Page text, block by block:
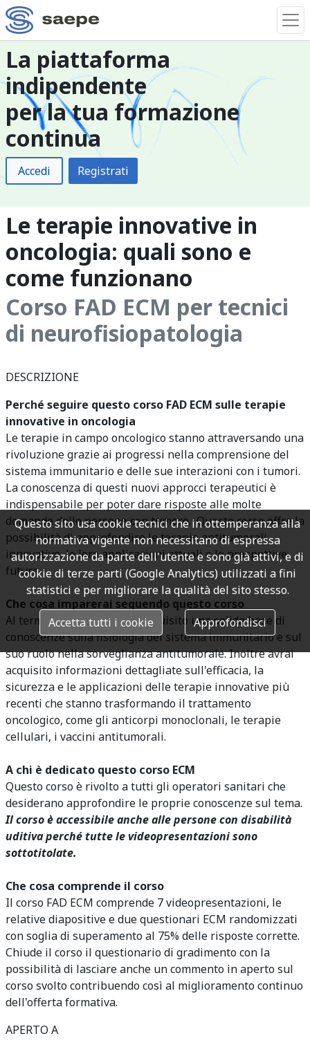
La piattaforma
indipendente
per la tua formazione
continua
Accedi Registrati
Le terapie innovative in
oncologia: quali sono e
come funzionano
Corso FAD ECM per tecnici
di neurofisiopatologia
DESCRIZIONE
Perché seguire questo corso FAD ECM sulle terapie
innovative in oncologia
Le terapie in campo oncologico stanno attraversando una
rivoluzione grazie ai progressi nella comprensione del
sistema immunitario e delle sue interazioni con i tumori.
La conoscenza di questi nuovi approcci terapeutici è
indispensabile per poter dare risposte alle molte
domande delle persone con tumore. Questo corso offre la
possibilità di approfondire le terapie antitumorali
innovative, le loro applicazioni attuali e le prospettive
future.
Che cosa imparerai seguendo questo corso
Al termine del corso avrai acquisito una solida base di
conoscenze sulla fisiologia del sistema immunitario e sul
suo ruolo nella sorveglianza antitumorale. Inoltre avrai
acquisito informazioni dettagliate sull'efficacia, la
sicurezza e le applicazioni delle terapie innovative più
recenti che stanno trasformando il trattamento
oncologico, come gli anticorpi monoclonali, le terapie
cellulari, i vaccini antitumorali.
A chi è dedicato questo corso ECM
Questo corso è rivolto a tutti gli operatori sanitari che
desiderano approfondire le proprie conoscenze sul tema.
Il corso è accessibile anche alle persone con disabilità
uditiva perché tutte le videopresentazioni sono
sottotitolate.
Che cosa comprende il corso
Il corso FAD ECM comprende 7 videopresentazioni, le
relative diapositive e due questionari ECM randomizzati
con soglia di superamento al 75% delle risposte corrette.
Chiude il corso il questionario di gradimento con la
possibilità di lasciare anche un commento in aperto sul
corso svolto contribuendo così al miglioramento continuo
dell'offerta formativa.
APERTO A
Questo sito usa cookie tecnici che in ottemperanza alla
normativa vigente non necessitano di espressa
autorizzazione da parte dell'utente e sono già attivi, e di
cookie di terze parti (Google Analytics) utilizzati a fini
statistici e per migliorare la qualità del sito stesso.
Accetta tutti i cookie Approfondisci